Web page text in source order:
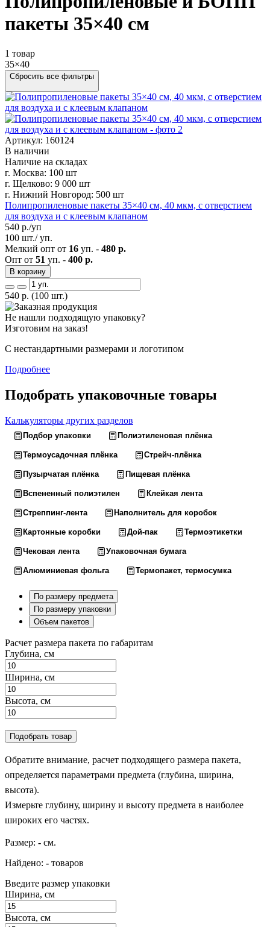
пакеты 35×40 см
1 товар
35×40
Сбросить все фильтры
Артикул: 160124
В наличии
Наличие на складах
г. Москва: 100 шт
г. Щелково: 9 000 шт
г. Нижний Новгород: 500 шт
Полипропиленовые пакеты 35×40 см, 40 мкм, с отверстием
для воздуха и с клеевым клапаном
540 р./уп
100 шт./ уп.
Мелкий опт от 16 уп. - 480 р.
Опт от 51 уп. - 400 р.
В корзину
540 р. (100 шт.)
Не нашли подходящую упаковку?
Изготовим на заказ!
С нестандартными размерами и логотипом
Подробнее
Подобрать упаковочные товары
Калькуляторы других разделов
Подбор упаковки Полиэтиленовая плёнка
Термоусадочная плёнка Стрейч-плёнка
Пузырчатая плёнка Пищевая плёнка
Вспененный полиэтилен Клейкая лента
Стреппинг-лента Наполнитель для коробок
Картонные коробки Дой-пак Термоэтикетки
Чековая лента Упаковочная бумага
Алюминиевая фольга Термопакет, термосумка
По размеру предмета
По размеру упаковки
Объем пакетов
Расчет размера пакета по габаритам
Глубина, см
Ширина, см
Высота, см
Подобрать товар
Обратите внимание, расчет подходящего размера пакета,
определяется параметрами предмета (глубина, ширина,
высота).
Измерьте глубину, ширину и высоту предмета в наиболее
широких его частях.
Размер: - см.
Найдено: - товаров
Введите размер упаковки
Ширина, см
Высота, см